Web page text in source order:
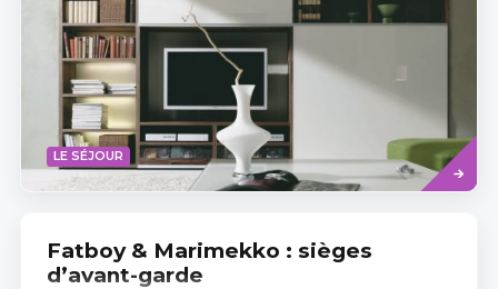
LE SÉJOUR
Read
more
Fatboy & Marimekko : sièges
d’avant-garde